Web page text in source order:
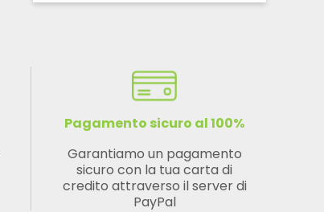
Pagamento sicuro al 100%
Garantiamo un pagamento
sicuro con la tua carta di
credito attraverso il server di
PayPal